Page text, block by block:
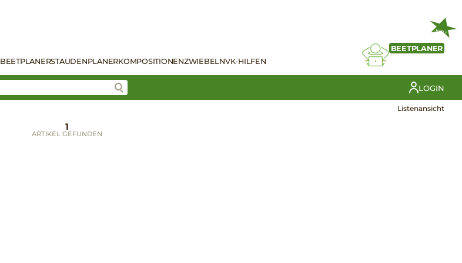
BEETPLANERSTAUDENPLANERKOMPOSITIONENZWIEBELNVK-HILFEN
NEU
BEETPLANER
LOGIN
Listenansicht
1
ARTIKEL GEFUNDEN